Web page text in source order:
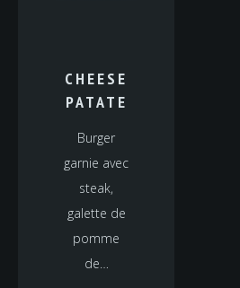
CHEESE
PATATE
Burger
garnie avec
steak,
galette de
pomme
de…